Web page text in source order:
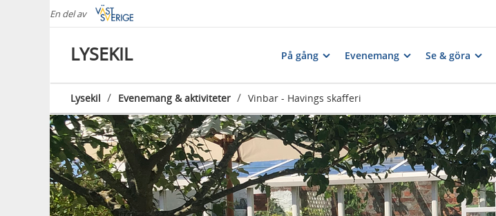
En del av
LYSEKIL På gång Evenemang Se & göra
Lysekil / Evenemang & aktiviteter / Vinbar - Havings skafferi